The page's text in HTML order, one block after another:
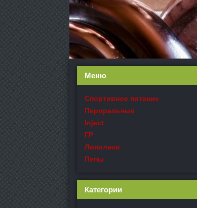
Меню
Спортивное питание
Пероральные
Inject
ГР
Липолики
Пепы
Категории